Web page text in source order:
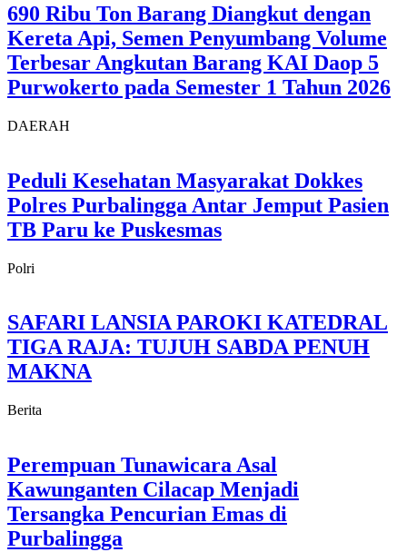
690 Ribu Ton Barang Diangkut dengan
Kereta Api, Semen Penyumbang Volume
Terbesar Angkutan Barang KAI Daop 5
Purwokerto pada Semester 1 Tahun 2026
DAERAH
Peduli Kesehatan Masyarakat Dokkes
Polres Purbalingga Antar Jemput Pasien
TB Paru ke Puskesmas
Polri
SAFARI LANSIA PAROKI KATEDRAL
TIGA RAJA: TUJUH SABDA PENUH
MAKNA
Berita
Perempuan Tunawicara Asal
Kawunganten Cilacap Menjadi
Tersangka Pencurian Emas di
Purbalingga